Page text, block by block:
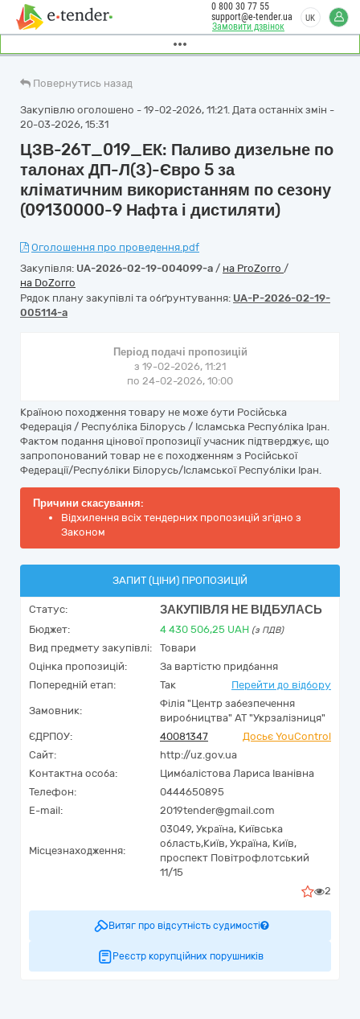
Замовити дзвінок
0 800 30 77 55
support@e-tender.ua
UK
Повернутись назад
Закупівлю оголошено - 19-02-2026, 11:21. Дата останніх змін -
20-03-2026, 15:31
ЦЗВ-26Т_019_ЕК: Паливо дизельне по
талонах ДП-Л(З)-Євро 5 за
кліматичним використанням по сезону
(09130000-9 Нафта і дистиляти)
Оголошення про проведення.pdf
Закупівля: UA-2026-02-19-004099-a / на ProZorro /
на DoZorro
Рядок плану закупівлі та обґрунтування: UA-P-2026-02-19-
005114-a
Період подачі пропозицій
з 19-02-2026, 11:21
по 24-02-2026, 10:00
Країною походження товару не може бути Російська
Федерація / Республіка Білорусь / Ісламська Республіка Іран.
Фактом подання цінової пропозиції учасник підтверджує, що
запропонований товар не є походженням з Російської
Федерації/Республіки Білорусь/Ісламської Республіки Іран.
Причини скасування:
Відхилення всіх тендерних пропозицій згідно з
Законом
ЗАПИТ (ЦІНИ) ПРОПОЗИЦІЙ
Статус: ЗАКУПІВЛЯ НЕ ВІДБУЛАСЬ
Бюджет: 4 430 506,25 UAH (з ПДВ)
Вид предмету закупівлі:
Товари
Оцінка пропозицій:
За вартістю придбання
Попередній етап:
Так Перейти до відбору
Замовник:
Філія "Центр забезпечення
виробництва" АТ "Укрзалізниця"
ЄДРПОУ:
40081347
Досьє YouControl
Сайт:
http://uz.gov.ua
Контактна особа:
Цимбалістова Лариса Іванівна
Телефон:
0444650895
E-mail:
2019tender@gmail.com
Місцезнаходження:
03049, Україна, Київська
область,Київ, Україна, Київ,
проспект Повітрофлотський
11/15
2
Витяг про відсутність судимості
Реєстр корупційних порушників